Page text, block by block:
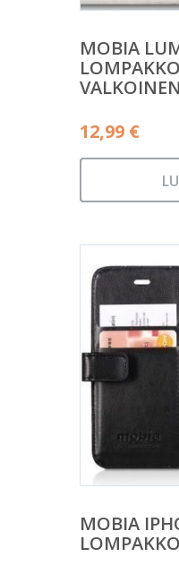
MOBIA
VALKOINEN
12,99 €
MOBIA